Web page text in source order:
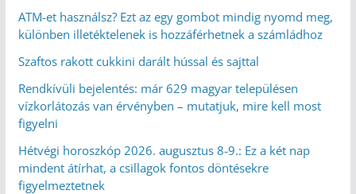
ATM-et használsz? Ezt az egy gombot mindig nyomd meg,
különben illetéktelenek is hozzáférhetnek a számládhoz
Szaftos rakott cukkini darált hússal és sajttal
Rendkívüli bejelentés: már 629 magyar településen
vízkorlátozás van érvényben – mutatjuk, mire kell most
figyelni
Hétvégi horoszkóp 2026. augusztus 8-9.: Ez a két nap
mindent átírhat, a csillagok fontos döntésekre
figyelmeztetnek